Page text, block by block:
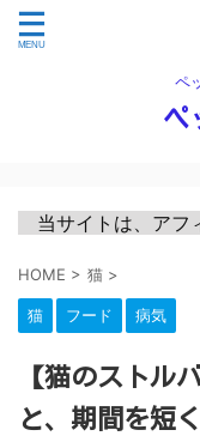
ペ
ペ
当サイトは、アフ
HOME > 猫 >
猫 フード 病気
【猫のストル
と、期間を短